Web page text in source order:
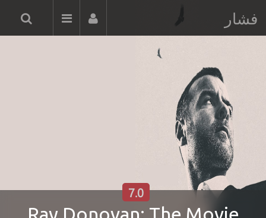
فشار
Ray Donovan: The Movie
7.0